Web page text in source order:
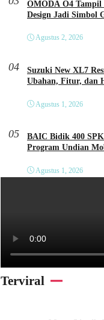
OMODA O4 Tampil
Design Jadi Simbol
Agustus 2, 2026
04
Suzuki New XL7
Ubahan, Fitur, dan
Agustus 1, 2026
05
BAIC Bidik 400
Program Undian
Agustus 1, 2026
Terviral